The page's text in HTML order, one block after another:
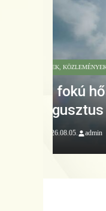
HÍREK,
2026.08.04.